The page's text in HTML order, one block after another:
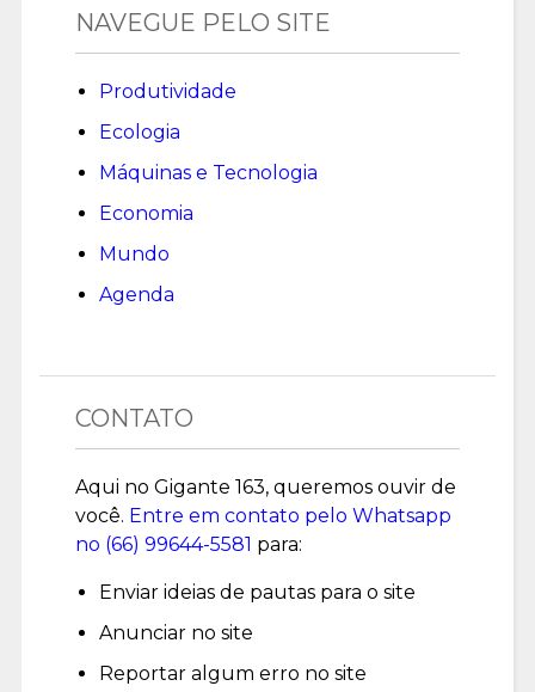
NAVEGUE PELO SITE
Produtividade
Ecologia
Máquinas e Tecnologia
Economia
Mundo
Agenda
CONTATO
Aqui no Gigante 163, queremos ouvir de
você. Entre em contato pelo Whatsapp
no (66) 99644-5581 para:
Enviar ideias de pautas para o site
Anunciar no site
Reportar algum erro no site